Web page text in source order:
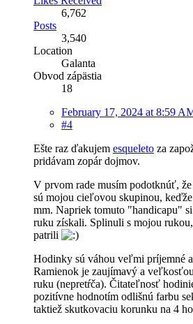
6,762
Posts
3,540
Location
Galanta
Obvod zápästia
18
February 17, 2024 at 8:59
#4
Ešte raz ďakujem esqueleto za
pridávam zopár dojmov.
V prvom rade musím podotknúť,
sú mojou cieľovou skupinou,
mm. Napriek tomuto "handicapu"
ruku získali. Splinuli s mojou
patrili
Hodinky sú váhou veľmi príjemné
Ramienok je zaujímavý a
ruku (nepretŕča). Čitateľnosť
pozitívne hodnotím odlišnú farbu
taktiež skutkovaciu korunku na 4